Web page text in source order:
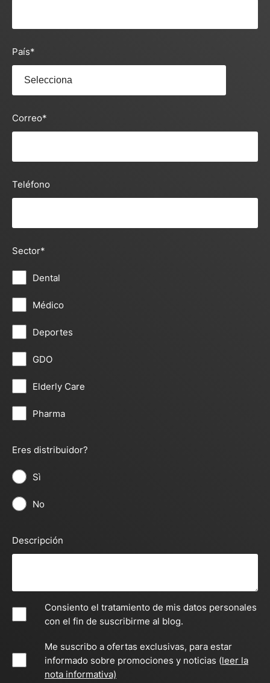
País*
Correo*
Teléfono
Sector*
Dental
Médico
Deportes
GDO
Elderly Care
Pharma
Eres distribuidor?
Sì
No
Descripción
Consiento el tratamiento de mis datos personales
con el fin de suscribirme al blog.
Me suscribo a ofertas exclusivas, para estar
informado sobre promociones y noticias (leer la
nota informativa)